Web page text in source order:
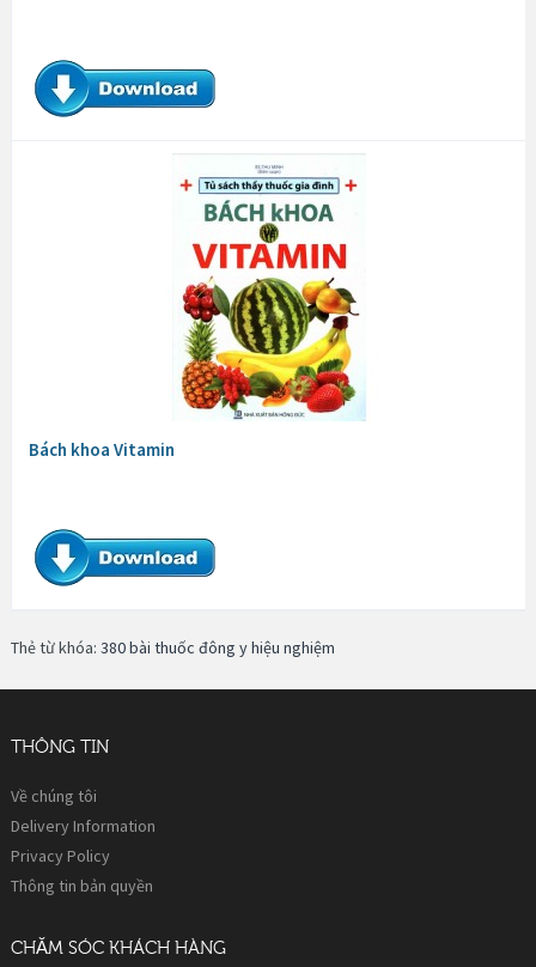
Bách khoa Vitamin
Thẻ từ khóa: 380 bài thuốc đông y hiệu nghiệm
THÔNG TIN
Về chúng tôi
Delivery Information
Privacy Policy
Thông tin bản quyền
CHĂM SÓC KHÁCH HÀNG